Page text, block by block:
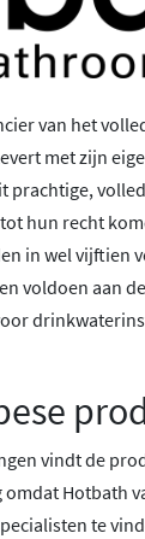
van het
met zijn
prachtige,
hun recht
in wel vijftien
voldoen aan
vindt de
Hotbath
te